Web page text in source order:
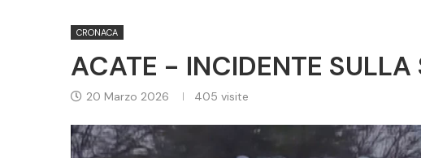
CRONACA
ACATE - INCIDENTE SULLA
20 Marzo 2026 405 visite
Video